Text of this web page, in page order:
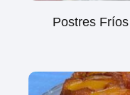
Postres